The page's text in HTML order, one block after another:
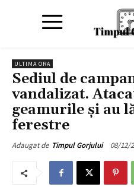
ULTIMA ORA
Sediul de
vandalizat.
geamurile și au
ferestre
Adaugat de Timpul Gorjului 08/12/